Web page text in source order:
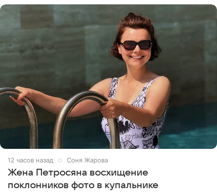
12 часов назад Соня Жарова
Жена Петросяна восхищение
поклонников фото в купальнике